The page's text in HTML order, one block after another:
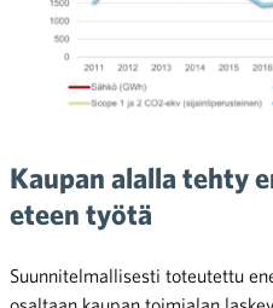
Kaupan alalla tehty
eteen työtä
Suunnitelmallisesti toteutettu